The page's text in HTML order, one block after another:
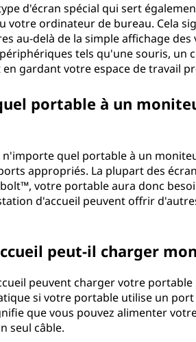
d'écran spécial qui sert
ordinateur de bureau. Cela
au-delà de la simple affichage des
tels qu'une souris, un
gardant votre espace de travail
portable à un
quel portable à un
appropriés. La plupart des
votre portable aura donc
d'accueil peuvent offrir
peut-il charger
peuvent charger votre
si votre portable utilise un port
que vous pouvez alimenter
seul câble.